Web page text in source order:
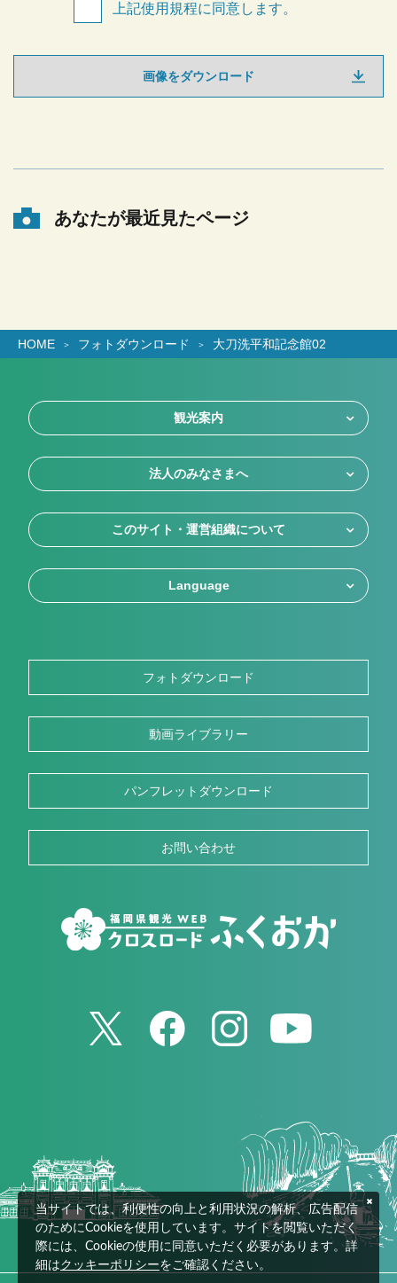
上記使用規程に同意します。
画像をダウンロード
あなたが最近見たページ
HOME フォトダウンロード 大刀洗平和記念館02
観光案内
法人のみなさまへ
このサイト・運営組織について
Language
フォトダウンロード
動画ライブラリー
パンフレットダウンロード
お問い合わせ
当サイトでは、利便性の向上と利用状況の解析、広告配信
のためにCookieを使用しています。サイトを閲覧いただく
際には、Cookieの使用に同意いただく必要があります。詳
細はクッキーポリシーをご確認ください。